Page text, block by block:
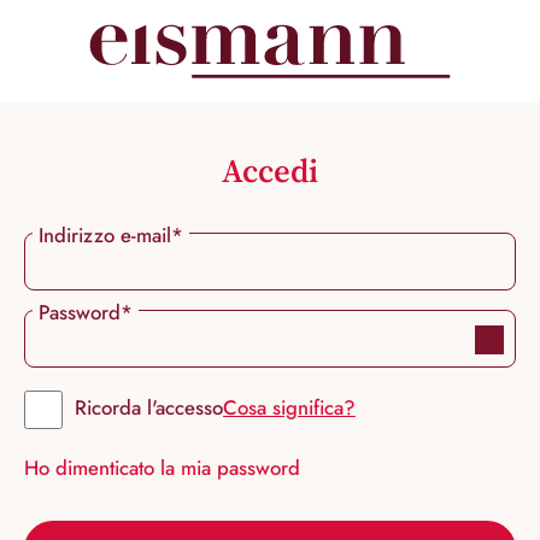
principale
Accedi
Indirizzo e-mail*
Password*
Ricorda l'accessoCosa significa?
Ho dimenticato la mia password